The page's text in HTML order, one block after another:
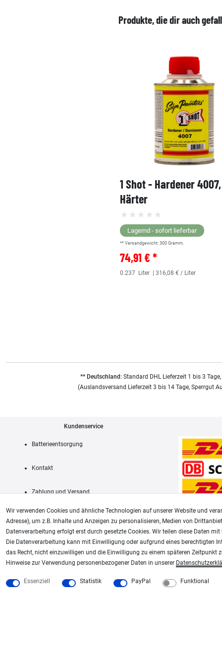
Produkte, die dir auch
1 Shot - Hardener
Härter
Lagernd - sofort lieferbar
** Versandgewicht: 300 Gramm.
74,91 € *
0.237 Liter | 316,08 € / Liter
** Deutschland:Standard DHL Lieferzeit 1 bis 3
(Auslandsversand Lieferzeit 3 bis 14 Tage, Sperrgut
Kundenservice
Batterieentsorgung
Kontakt
Zahlung und Versand
AGB
Unsere weiteren Shops:
Schmincke Künstlerfarben das Gesamtsortiment Schneideplotter,
Wir verwenden Cookies und ähnliche Technologien auf unserer Website und
Adresse), um z.B. Inhalte und Anzeigen zu personalisieren, Medien von
Datenverarbeitung erfolgt erst durch gesetzte Cookies. Wir teilen diese Daten
Die Datenverarbeitung kann mit Einwilligung oder aufgrund eines berechtigten
das Recht, nicht einzuwilligen und die Einwilligung zu einem späteren Zeitpunkt
Hinweise zur Verwendung personenbezogener Daten in unserer
Essenziell Statistik PayPal Funktional